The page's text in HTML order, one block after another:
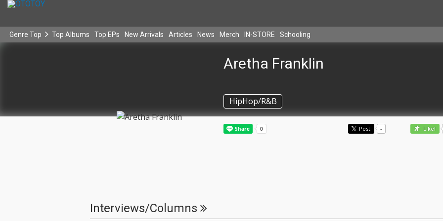
Genre Top Top Albums Top EPs New Arrivals Articles News Merch IN-STORE Schooling
Aretha Franklin
HipHop/R&B
Post - Like!
Interviews/Columns